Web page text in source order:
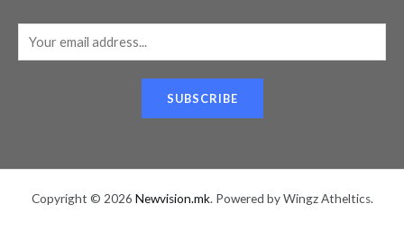
SUBSCRIBE
Copyright © 2026 Newvision.mk. Powered by Wingz Atheltics.